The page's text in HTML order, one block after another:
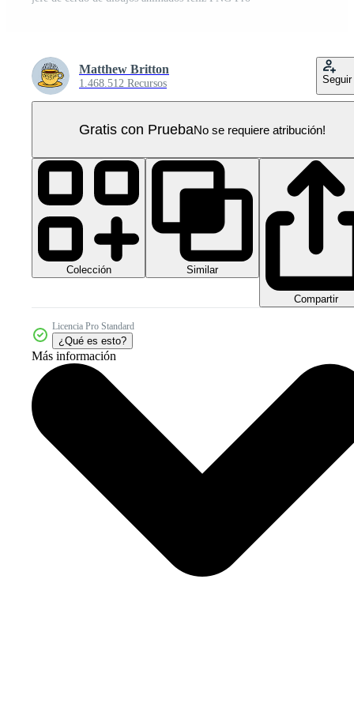
Matthew Britton
1.468.512 Recursos Seguir
Gratis con PruebaNo se requiere atribución!
Colección Similar
Compartir
Licencia Pro Standard
¿Qué es esto?
Más información